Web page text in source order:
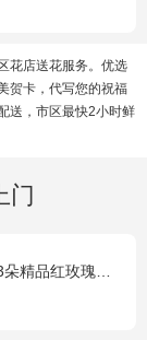
花店送花服务。优选
贺卡，代写您的祝福
送，市区最快2小时鲜
门
品红玫瑰，搭配适量相思梅。